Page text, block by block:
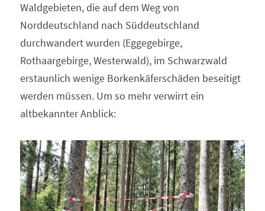
Waldgebieten, die auf dem Weg von
Norddeutschland nach Süddeutschland
durchwandert wurden (Eggegebirge,
Rothaargebirge, Westerwald), im Schwarzwald
erstaunlich wenige Borkenkäferschäden beseitigt
werden müssen. Um so mehr verwirrt ein
altbekannter Anblick: